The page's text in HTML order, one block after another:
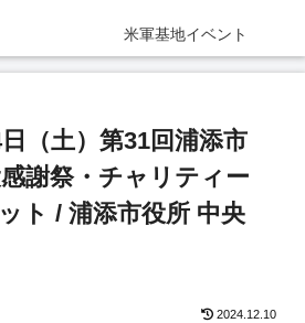
米軍基地イベント
（土）第31回浦添市
謝祭・チャリティー
ト / 浦添市役所 中央
2024.12.10